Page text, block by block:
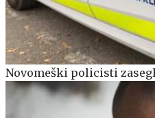
Novomeški policisti